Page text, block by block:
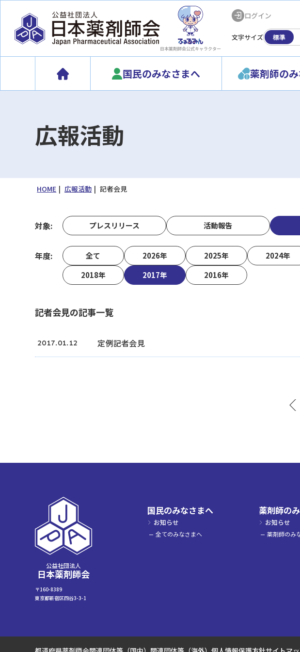
日本薬剤師会公式キャラクター
ログイン
文字サイズ 標準
国民のみなさまへ 薬剤師の
広報活動
HOME 広報活動 記者会見
対象 プレスリリース 活動報告
年度 全て 2026年 2025年 2024年
2018年
2017年 2016年
記者会見の記事一覧
2017.01.12 定例記者会見
公益社団法人
日本薬剤師会
〒160-8389
東京都新宿区四谷3-3-1
国民のみなさまへ
お知らせ
全てのみなさまへ
薬剤師の
お知らせ
薬剤師のみ